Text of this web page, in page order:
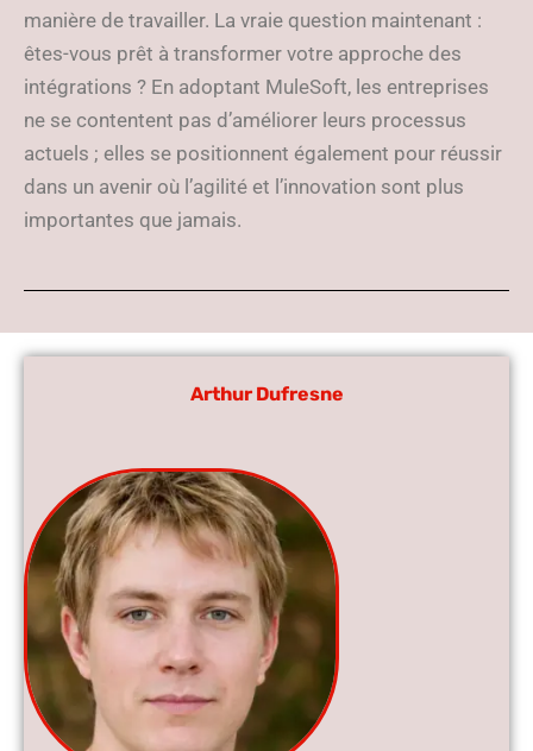
manière de travailler. La vraie question maintenant :
êtes-vous prêt à transformer votre approche des
intégrations ? En adoptant MuleSoft, les entreprises
ne se contentent pas d’améliorer leurs processus
actuels ; elles se positionnent également pour réussir
dans un avenir où l’agilité et l’innovation sont plus
importantes que jamais.
Arthur Dufresne